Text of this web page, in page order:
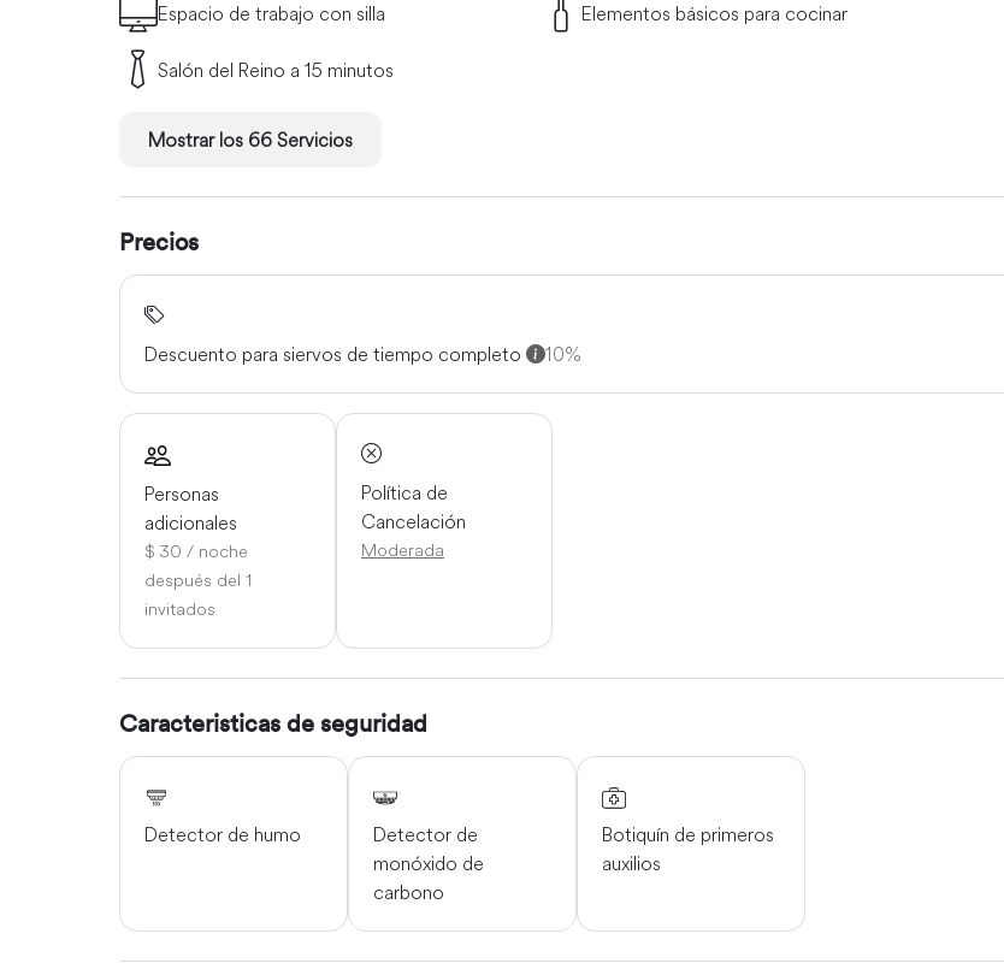
coches, que debe reservarse con antelación.
Espacio de trabajo con silla Elementos básicos para cocinar
Salón del Reino a 15 minutos
Mostrar los 66 Servicios
Precios
Descuento para siervos de tiempo completo 10%
Personas
adicionales
$ 30 / noche
después del 1
invitados
Política de
Cancelación
Moderada
Caracteristicas de seguridad
Detector de humo
Detector de
monóxido de
carbono
Botiquín de primeros
auxilios